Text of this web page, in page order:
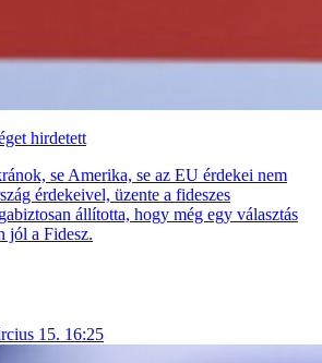
hirdetett
se Amerika, se az EU érdekei nem
érdekeivel, üzente a fideszes
állította, hogy még egy választás
jól a Fidesz.
15. 16:25